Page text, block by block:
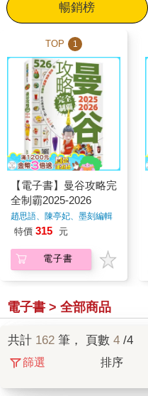
暢銷榜
TOP 1
【電子書】曼谷攻略完
全制霸2025-2026
趙思語、陳亭妃、墨刻編輯
部著
特價 315 元
電子書
電子書 > 全部商品
共計 162 筆， 頁數 4 /4
篩選 排序